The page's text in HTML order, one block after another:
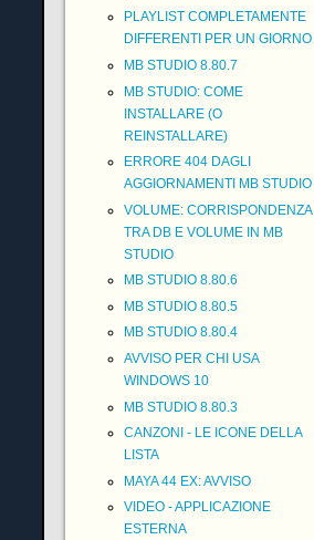
PLAYLIST COMPLETAMENTE
DIFFERENTI PER UN GIORNO
MB STUDIO 8.80.7
MB STUDIO: COME
INSTALLARE (O
REINSTALLARE)
ERRORE 404 DAGLI
AGGIORNAMENTI MB STUDIO
VOLUME: CORRISPONDENZA
TRA DB E VOLUME IN MB
STUDIO
MB STUDIO 8.80.6
MB STUDIO 8.80.5
MB STUDIO 8.80.4
AVVISO PER CHI USA
WINDOWS 10
MB STUDIO 8.80.3
CANZONI - LE ICONE DELLA
LISTA
MAYA 44 EX: AVVISO
VIDEO - APPLICAZIONE
ESTERNA